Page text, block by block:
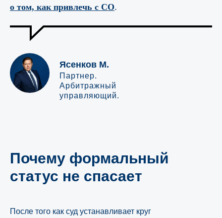
о том, как привлечь с СО.
Ясенков М.
Партнер.
Арбитражный
управляющий.
Почему формальный
статус не спасает
После того как суд устанавливает круг
Комплексное сопровождение
банкротства от
«ЮрТехКонсалт»